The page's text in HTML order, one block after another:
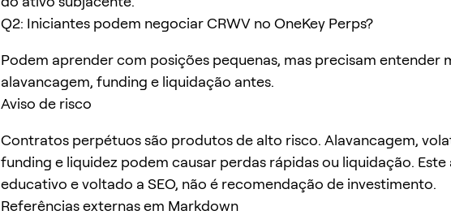
Q2: Iniciantes podem negociar CRWV no OneKey Perps?
Podem aprender com posições pequenas, mas precisam entender
alavancagem, funding e liquidação antes.
Aviso de risco
Contratos perpétuos são produtos de alto risco. Alavancagem,
funding e liquidez podem causar perdas rápidas ou liquidação. Este
educativo e voltado a SEO, não é recomendação de investimento.
Referências externas em Markdown